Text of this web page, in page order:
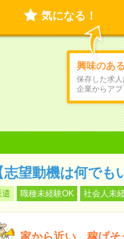
気になる！
興味のあ
保存した求人
企業からアプ
志望動機は何で
遣 職種未経験OK 社会人未
家から近い、稼げ